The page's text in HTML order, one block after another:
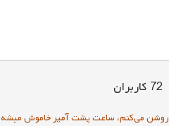
72 کاربران
روشن می‌کنم، ساعت پشت آمپر خاموش میشه